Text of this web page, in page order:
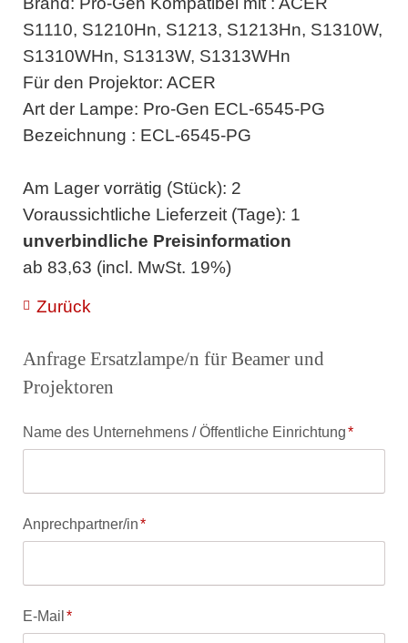
S1110, S1210Hn, S1213, S1213Hn, S1310W,
S1310WHn, S1313W, S1313WHn
Für den Projektor: ACER
Art der Lampe: Pro-Gen ECL-6545-PG
Bezeichnung : ECL-6545-PG
Am Lager vorrätig (Stück): 2
Voraussichtliche Lieferzeit (Tage): 1
unverbindliche Preisinformation
ab 83,63 (incl. MwSt. 19%)
Zurück
Anfrage Ersatzlampe/n für Beamer und
Projektoren
Pflichtfeld
Name des Unternehmens / Öffentliche Einrichtung*
Pflichtfeld
Anprechpartner/in*
Pflichtfeld
E-Mail*